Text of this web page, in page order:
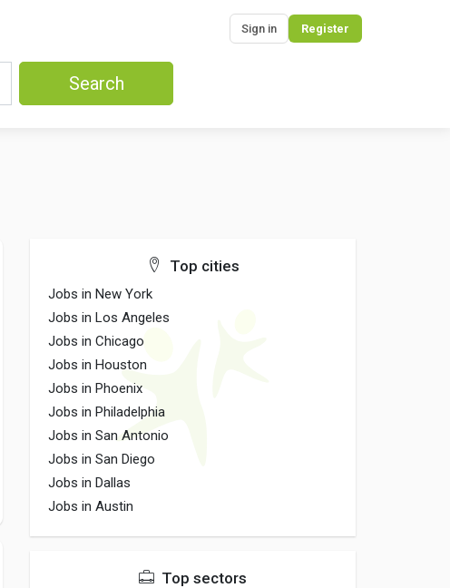
Sign in Register
Search
Top cities
Jobs in New York
Jobs in Los Angeles
Jobs in Chicago
Jobs in Houston
Jobs in Phoenix
Jobs in Philadelphia
Jobs in San Antonio
Jobs in San Diego
Jobs in Dallas
Jobs in Austin
Top sectors